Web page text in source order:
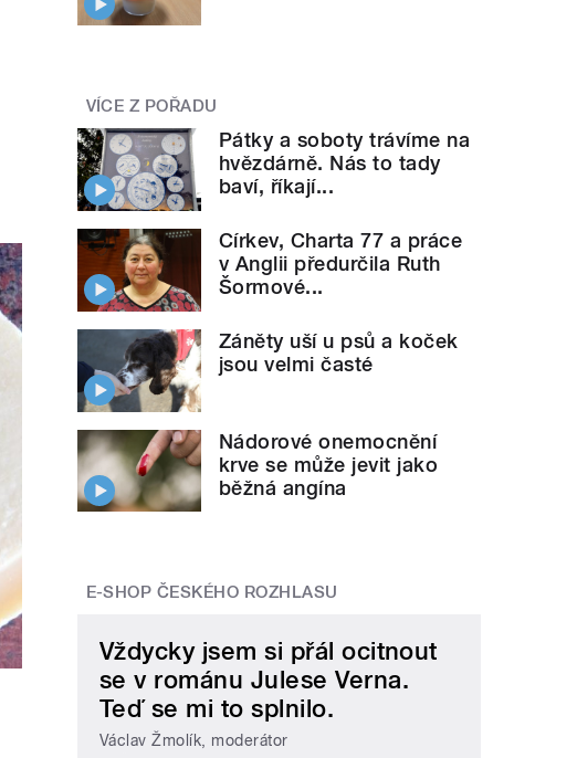
VÍCE Z POŘADU
Pátky a soboty trávíme na
hvězdárně. Nás to tady
baví, říkají...
Církev, Charta 77 a práce
v Anglii předurčila Ruth
Šormové...
Záněty uší u psů a koček
jsou velmi časté
Nádorové onemocnění
krve se může jevit jako
běžná angína
E-SHOP ČESKÉHO ROZHLASU
Vždycky jsem si přál ocitnout
se v románu Julese Verna.
Teď se mi to splnilo.
Václav Žmolík, moderátor